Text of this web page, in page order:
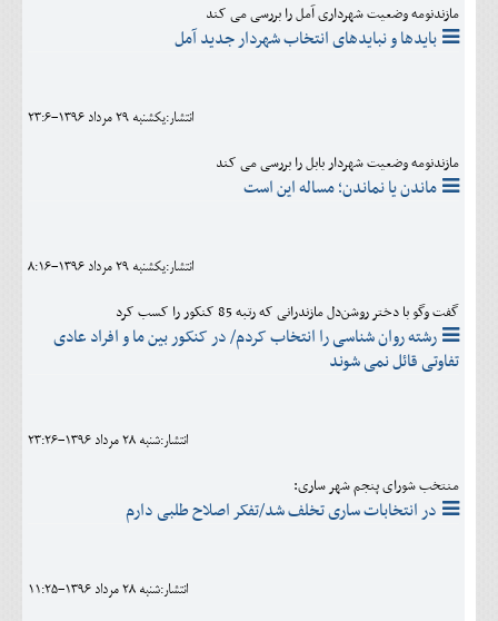
مازندنومه وضعیت شهرداری آمل را بررسی می کند
بایدها و نبایدهای انتخاب شهردار جدید آمل
انتشار:يکشنبه 29 مرداد 1396-23:6
مازندنومه وضعیت شهردار بابل را بررسی می کند
ماندن یا نماندن؛ مساله این است
انتشار:يکشنبه 29 مرداد 1396-8:16
گفت وگو با دختر روشن‌دل مازندرانی که رتبه 85 کنکور را کسب کرد
رشته روان شناسی را انتخاب کردم/ در کنکور بین ما و افراد عادی
تفاوتی قائل نمی شوند
انتشار:شنبه 28 مرداد 1396-23:26
منتخب شورای پنجم شهر ساری:
در انتخابات ساری تخلف شد/تفکر اصلاح طلبی دارم
انتشار:شنبه 28 مرداد 1396-11:25